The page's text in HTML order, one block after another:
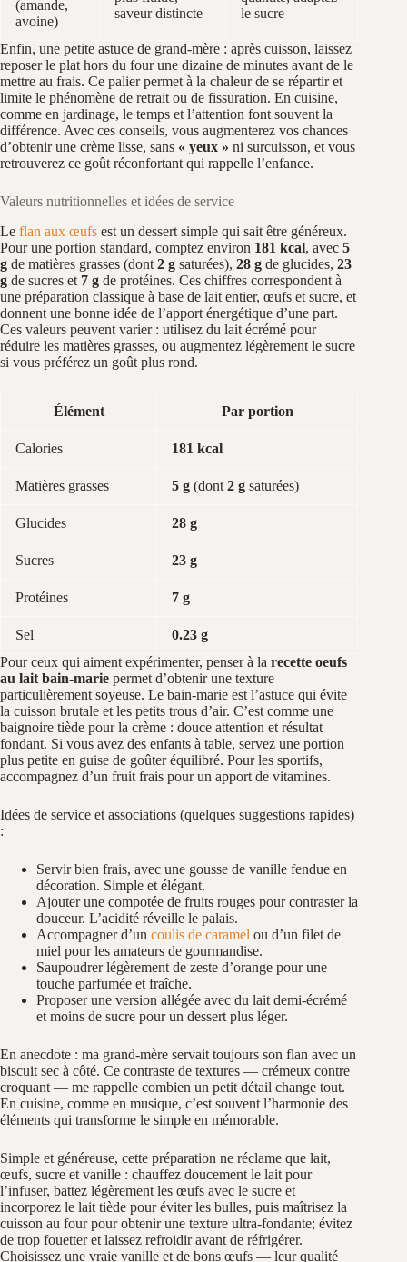
(amande,
avoine)
saveur distincte
le sucre
Enfin, une petite astuce de grand-mère : après cuisson, laissez
reposer le plat hors du four une dizaine de minutes avant de le
mettre au frais. Ce palier permet à la chaleur de se répartir et
limite le phénomène de retrait ou de fissuration. En cuisine,
comme en jardinage, le temps et l’attention font souvent la
différence. Avec ces conseils, vous augmenterez vos chances
d’obtenir une crème lisse, sans « yeux » ni surcuisson, et vous
retrouverez ce goût réconfortant qui rappelle l’enfance.
Valeurs nutritionnelles et idées de service
Le flan aux œufs est un dessert simple qui sait être généreux.
Pour une portion standard, comptez environ 181 kcal, avec 5
g de matières grasses (dont 2 g saturées), 28 g de glucides, 23
g de sucres et 7 g de protéines. Ces chiffres correspondent à
une préparation classique à base de lait entier, œufs et sucre, et
donnent une bonne idée de l’apport énergétique d’une part.
Ces valeurs peuvent varier : utilisez du lait écrémé pour
réduire les matières grasses, ou augmentez légèrement le sucre
si vous préférez un goût plus rond.
Élément Par portion
Calories 181 kcal
Matières grasses 5 g (dont 2 g saturées)
Glucides 28 g
Sucres 23 g
Protéines 7 g
Sel
0.23 g
Pour ceux qui aiment expérimenter, penser à la recette oeufs
au lait bain-marie permet d’obtenir une texture
particulièrement soyeuse. Le bain-marie est l’astuce qui évite
la cuisson brutale et les petits trous d’air. C’est comme une
baignoire tiède pour la crème : douce attention et résultat
fondant. Si vous avez des enfants à table, servez une portion
plus petite en guise de goûter équilibré. Pour les sportifs,
accompagnez d’un fruit frais pour un apport de vitamines.
Idées de service et associations (quelques suggestions rapides)
:
Servir bien frais, avec une gousse de vanille fendue en
décoration. Simple et élégant.
Ajouter une compotée de fruits rouges pour contraster la
douceur. L’acidité réveille le palais.
Accompagner d’un coulis de caramel ou d’un filet de
miel pour les amateurs de gourmandise.
Saupoudrer légèrement de zeste d’orange pour une
touche parfumée et fraîche.
Proposer une version allégée avec du lait demi-écrémé
et moins de sucre pour un dessert plus léger.
En anecdote : ma grand-mère servait toujours son flan avec un
biscuit sec à côté. Ce contraste de textures — crémeux contre
croquant — me rappelle combien un petit détail change tout.
En cuisine, comme en musique, c’est souvent l’harmonie des
éléments qui transforme le simple en mémorable.
Simple et généreuse, cette préparation ne réclame que lait,
œufs, sucre et vanille : chauffez doucement le lait pour
l’infuser, battez légèrement les œufs avec le sucre et
incorporez le lait tiède pour éviter les bulles, puis maîtrisez la
cuisson au four pour obtenir une texture ultra‑fondante; évitez
de trop fouetter et laissez refroidir avant de réfrigérer.
Choisissez une vraie vanille et de bons œufs — leur qualité